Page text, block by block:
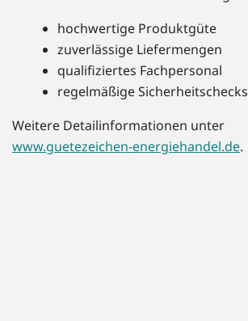
hochwertige Produktgüte
zuverlässige Liefermengen
qualifiziertes Fachpersonal
regelmäßige Sicherheitschecks
Weitere Detailinformationen unter
www.guetezeichen-energiehandel.de.